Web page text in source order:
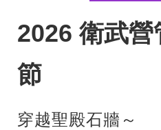
2026 衛武
節
穿越聖殿石牆～